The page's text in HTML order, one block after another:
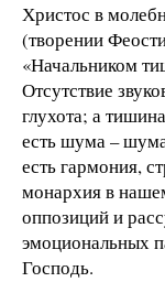
Христос в
(творении
«Начальником
Отсутствие
глухота; а
есть шума –
есть гармония,
монархия в
оппозиций и
эмоциональных
Господь.